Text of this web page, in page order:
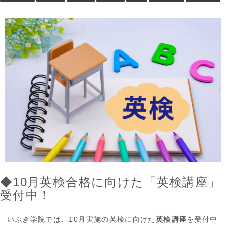
◆10月英検合格に向けた「英検講座」
受付中！
いぶき学院では、10月実施の英検に向けた 英検講座を受付中